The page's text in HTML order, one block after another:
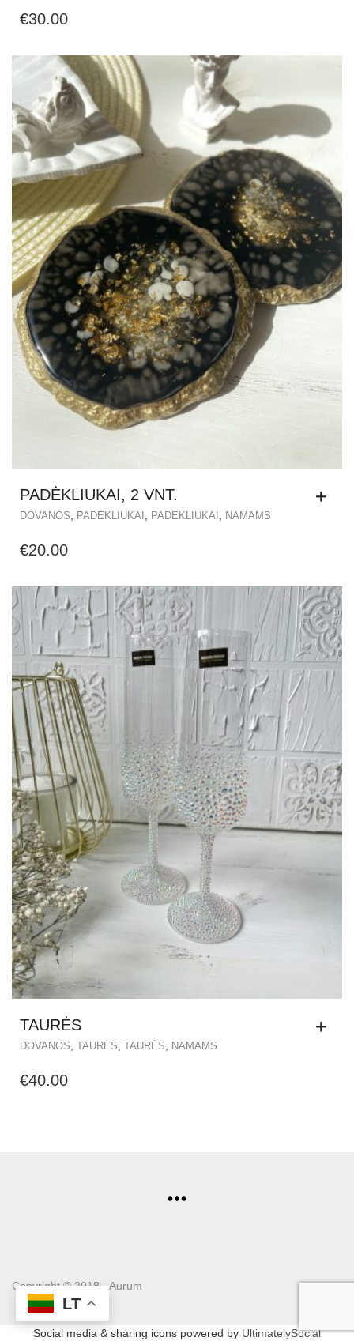
€30.00
PADĖKLIUKAI, 2 VNT.
DOVANOS, PADĖKLIUKAI , PADĖKLIUKAI , NAMAMS
€20.00
TAURĖS
DOVANOS, TAURĖS, TAURĖS, NAMAMS
€40.00
Copyright © 2018 - Aurum
Social media & sharing icons powered by UltimatelySocial
LT